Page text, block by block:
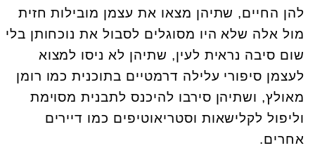
להן החיים, שתיהן מצאו את עצמן מובילות חזית
מול אלה שלא היו מסוגלים לסבול את נוכחותן בלי
שום סיבה נראית לעין, שתיהן לא ניסו למצוא
לעצמן סיפורי עלילה דרמטיים בתוכנית כמו רומן
מאולץ, ושתיהן סירבו להיכנס לתבנית מסוימת
וליפול לקלישאות וסטריאוטיפים כמו דיירים
אחרים.